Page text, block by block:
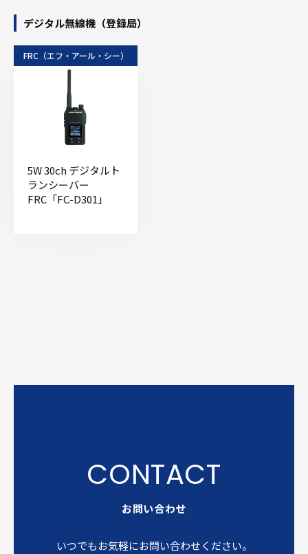
デジタル無線機（登録局）
FRC（エフ・アール・シー）
5W 30ch デジタルト
ランシーバー
FRC「FC-D301」
お問い合わせ
いつでもお気軽にお問い合わせください。